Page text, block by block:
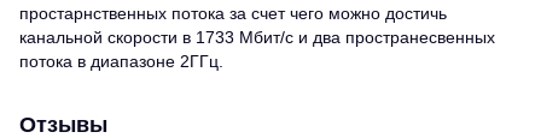
простарнственных потока за счет чего можно достичь
канальной скорости в 1733 Мбит/с и два пространесвенных
потока в диапазоне 2ГГц.
Отзывы